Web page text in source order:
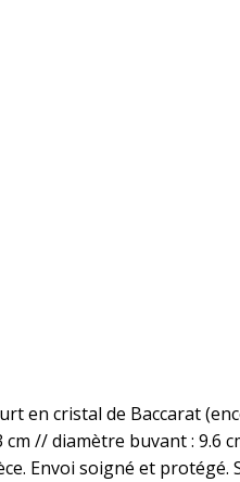
en cristal de Baccarat
// diamètre buvant : 9.6
Envoi soigné et protégé.